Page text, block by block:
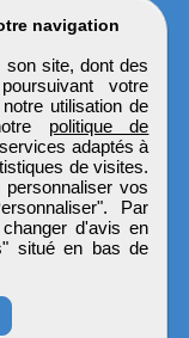
navigation
site, dont des
votre
utilisation de
politique de
adaptés à
de visites.
vos
Par
d'avis en
situé en bas de